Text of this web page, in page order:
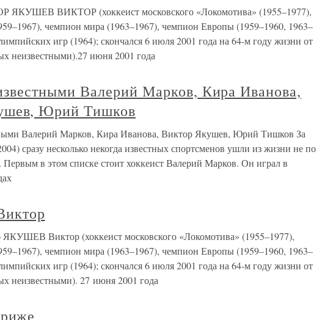
ВИКТОР (хоккеист московского «Локомотива» (1955–1977),
чемпион мира (1963–1967), чемпион Европы (1959–1960, 1963–
игр (1964); скончался 6 июля 2001 года на 64-м году жизни от
неизвестными).27 июня 2001 года
Валерий Марков, Кира Иванова,
Юрий Тишков
Валерий Марков, Кира Иванова, Виктор Якушев, Юрий Тишков За
сразу несколько некогда известных спортсменов ушли из жизни не по
Первым в этом списке стоит хоккеист Валерий Марков. Он играл в
Виктор (хоккеист московского «Локомотива» (1955–1977),
чемпион мира (1963–1967), чемпион Европы (1959–1960, 1963–
игр (1964); скончался 6 июля 2001 года на 64-м году жизни от
неизвестными). 27 июня 2001 года